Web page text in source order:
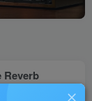
Reverb